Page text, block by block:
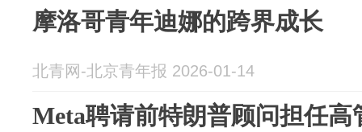
摩洛哥青年迪娜的跨界成长
北青网-北京青年报 2026-01-14
Meta聘请前特朗普顾问担任高